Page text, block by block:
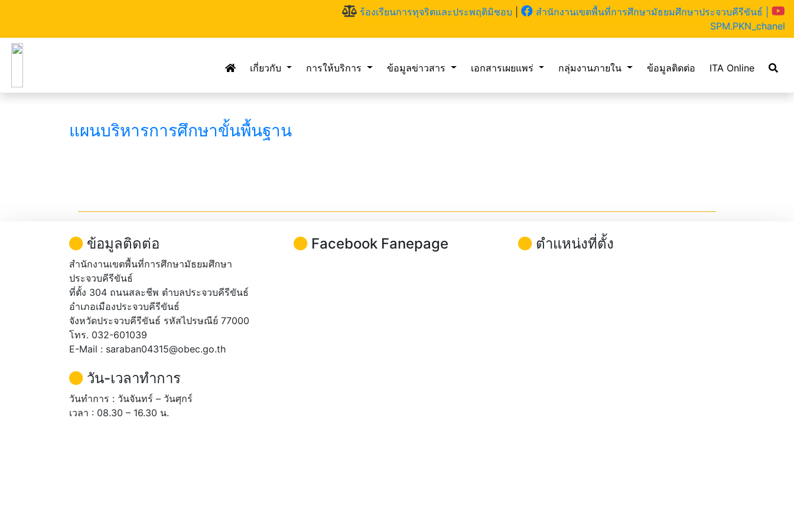
ร้องเรียนการทุจริตและประพฤติมิชอบ
สำนักงานเขตพื้นที่การศึกษามัธยมศึกษาประจวบคีรีขันธ์ |
SPM.PKN_chanel
เกี่ยวกับ การให้บริการ ข้อมูลข่าวสาร เอกสารเผยแพร่ กลุ่มงานภายใน ข้อมูลติดต่อ ITA Online
แผนบริหารการศึกษาขั้นพื้นฐาน
ข้อมูลติดต่อ
สำนักงานเขตพื้นที่การศึกษามัธยมศึกษา
ประจวบคีรีขันธ์
ที่ตั้ง 304 ถนนสละชีพ ตำบลประจวบคีรีขันธ์
อำเภอเมืองประจวบคีรีขันธ์
จังหวัดประจวบคีรีขันธ์ รหัสไปรษณีย์ 77000
โทร. 032-601039
E-Mail : saraban04315@obec.go.th
วัน-เวลาทำการ
วันทำการ : วันจันทร์ – วันศุกร์
เวลา : 08.30 – 16.30 น.
Facebook Fanepage ตำแหน่งที่ตั้ง